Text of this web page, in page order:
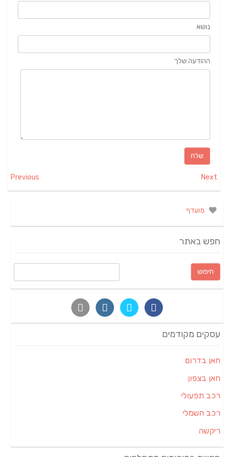
נושא
ההודעה שלך
Previous Next
מועדף
חפש באתר
חיפוש:
עסקים מקודמים
חאן בדרום
חאן בצפון
רכב תפעולי
רכב חשמלי
ריקשה